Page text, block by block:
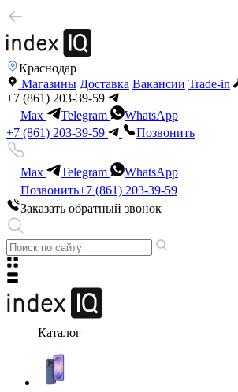
Краснодар
Магазины Доставка Вакансии Trade-in
+7 (861) 203-39-59
Max
Telegram
WhatsApp
+7 (861) 203-39-59
Позвонить
Max Telegram
WhatsApp
Позвонить+7 (861) 203-39-59
Заказать обратный звонок
Каталог